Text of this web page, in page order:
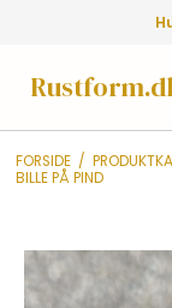
FORSIDE /
BILLE PÅ PIND